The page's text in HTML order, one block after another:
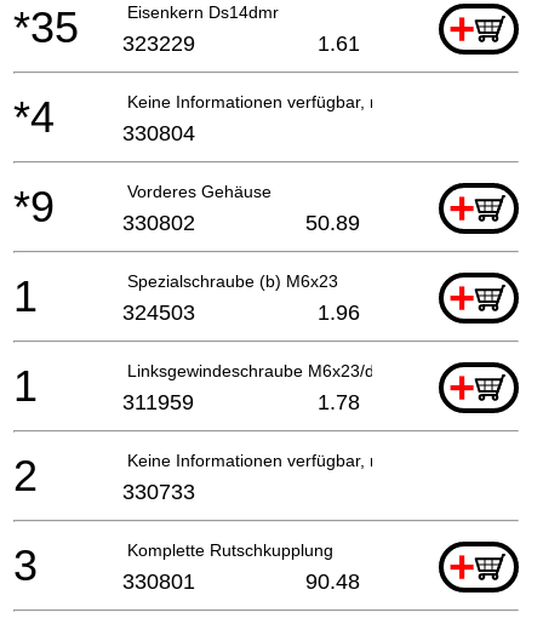
Eisenkern Ds14dmr +
*35 323229 1.61
Keine Informationen verfügbar, nicht bestellbar
*4 330804
Vorderes Gehäuse +
*9 330802 50.89
Spezialschraube (b) M6x23 +
1 324503 1.96
Linksgewindeschraube M6x23/ds18dv Ds9dva/
+
1 311959 1.78
Keine Informationen verfügbar, nicht bestellbar
2 330733
Komplette Rutschkupplung +
3 330801 90.48